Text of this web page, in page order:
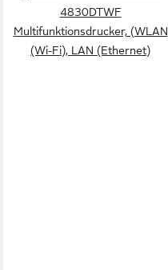
4830DTWF
Multifunktionsdrucker, (WLAN
(Wi-Fi), LAN (Ethernet)